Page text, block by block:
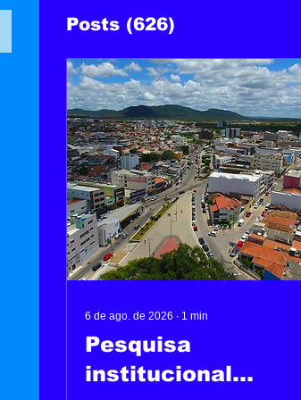
Posts (626)
6 de ago. de 2026 ∙ 1 min
Pesquisa
institucional